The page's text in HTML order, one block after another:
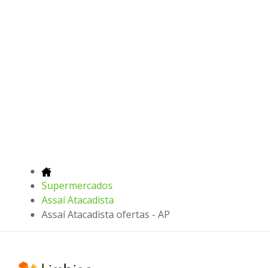
Supermercados
Assaí Atacadista
Assaí Atacadista ofertas - AP